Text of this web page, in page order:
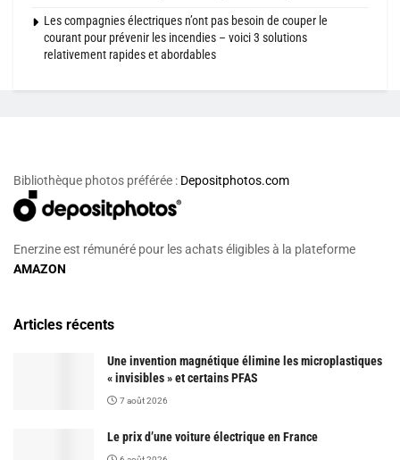
Les compagnies électriques n’ont pas besoin de couper le
courant pour prévenir les incendies – voici 3 solutions
relativement rapides et abordables
Bibliothèque photos préférée : Depositphotos.com
Enerzine est rémunéré pour les achats éligibles à la plateforme
AMAZON
Articles récents
Une invention magnétique élimine les microplastiques
« invisibles » et certains PFAS
7 août 2026
Le prix d’une voiture électrique en France